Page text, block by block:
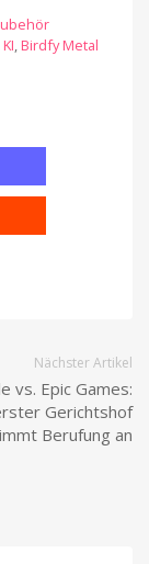
KI, Birdfy Metal
Nächster Artikel
vs. Epic Games:
Gerichtshof
Berufung an